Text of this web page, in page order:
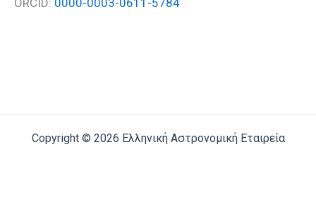
ORCID: 0000-0003-0611-5784
Copyright © 2026 Ελληνική Αστρονομική Εταιρεία